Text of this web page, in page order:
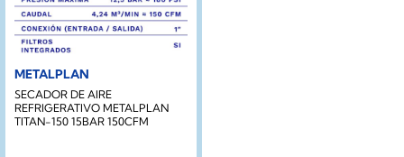
METALPLAN
SECADOR DE AIRE
REFRIGERATIVO METALPLAN
TITAN-150 15BAR 150CFM